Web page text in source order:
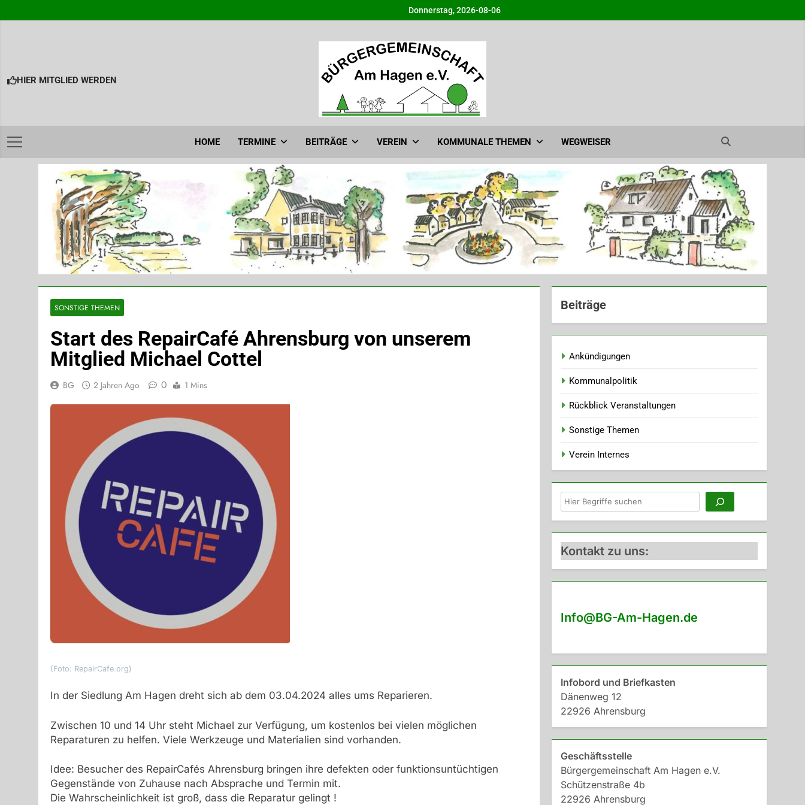
to
Donnerstag, 2026-08-06
HIER MITGLIED WERDEN
Bürgergemeinschaft am Hagen e.V. – Ahrensburg
HOME TERMINE BEITRÄGE VEREIN KOMMUNALE THEMEN WEGWEISER
SONSTIGE THEMEN
Start des RepairCafé Ahrensburg von unserem
Mitglied Michael Cottel
BG 2 Jahren Ago 0 1 Mins
(Foto: RepairCafe.org)
In der Siedlung Am Hagen dreht sich ab dem 03.04.2024 alles ums Reparieren.
Zwischen 10 und 14 Uhr steht Michael zur Verfügung, um kostenlos bei vielen möglichen
Reparaturen zu helfen. Viele Werkzeuge und Materialien sind vorhanden.
Idee: Besucher des RepairCafés Ahrensburg bringen ihre defekten oder funktionsuntüchtigen
Gegenstände von Zuhause nach Absprache und Termin mit.
Die Wahrscheinlichkeit ist groß, dass die Reparatur gelingt !
Beiträge
Ankündigungen
Kommunalpolitik
Rückblick Veranstaltungen
Sonstige Themen
Verein Internes
Suchen
Kontakt zu uns:
Info@BG-Am-Hagen.de
Infobord und Briefkasten
Dänenweg 12
22926 Ahrensburg
Geschäftsstelle
Bürgergemeinschaft Am Hagen e.V.
Schützenstraße 4b
22926 Ahrensburg